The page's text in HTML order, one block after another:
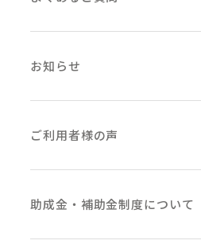
お知らせ
ご利用者様の声
助成金・補助金制度について